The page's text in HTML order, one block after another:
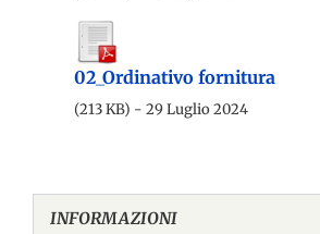
02_Ordinativo fornitura
(213 KB) - 29 Luglio 2024
INFORMAZIONI